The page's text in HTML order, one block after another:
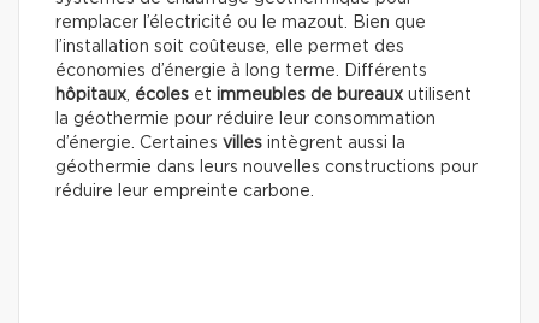
remplacer l’électricité ou le mazout. Bien que
l’installation soit coûteuse, elle permet des
économies d’énergie à long terme. Différents
hôpitaux, écoles et immeubles de bureaux utilisent
la géothermie pour réduire leur consommation
d’énergie. Certaines villes intègrent aussi la
géothermie dans leurs nouvelles constructions pour
réduire leur empreinte carbone.